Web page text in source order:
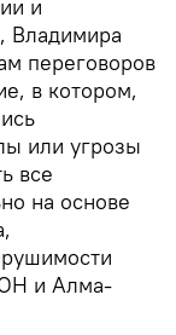
и
Владимира
переговоров
в котором,
или угрозы
все
на основе
и Алма-